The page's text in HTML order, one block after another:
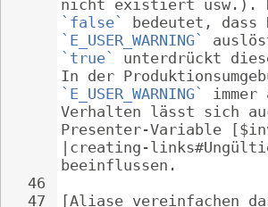
46
47
nicht existiert usw.).
`false`
bedeutet,
`E_USER_WARNING`
`true`
unterdrückt
In der
`E_USER_WARNING`
Verhalten lässt sich
Presenter-Variable
|creating-
beeinflussen.
[Aliase vereinfachen